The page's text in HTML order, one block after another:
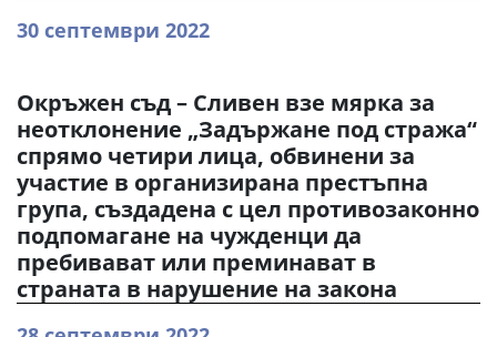
30 септември 2022
Окръжен съд – Сливен взе мярка за
неотклонение „Задържане под стража“
спрямо четири лица, обвинени за
участие в организирана престъпна
група, създадена с цел противозаконно
подпомагане на чужденци да
пребивават или преминават в
страната в нарушение на закона